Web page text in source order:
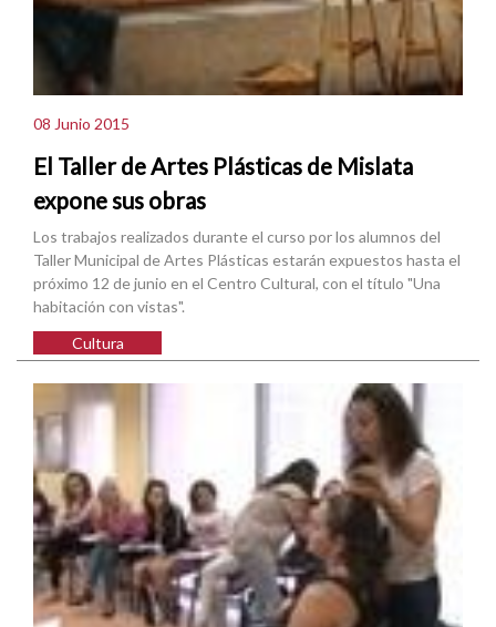
08 Junio 2015
El Taller de Artes Plásticas de Mislata
expone sus obras
Los trabajos realizados durante el curso por los alumnos del
Taller Municipal de Artes Plásticas estarán expuestos hasta el
próximo 12 de junio en el Centro Cultural, con el título "Una
habitación con vistas".
Cultura